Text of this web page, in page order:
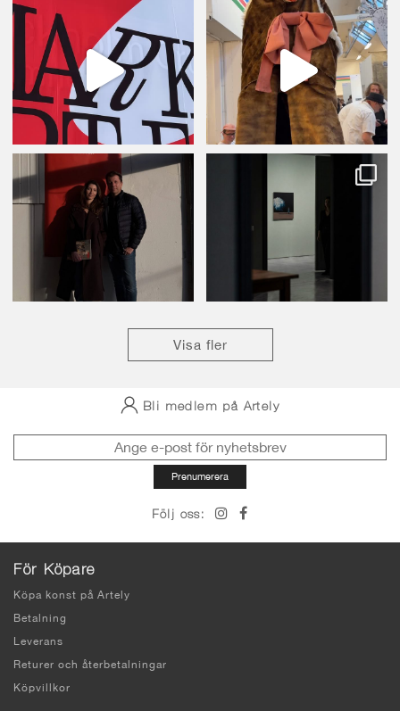
Visa fler
Bli medlem på Artely
Följ oss:
För Köpare
Köpa konst på Artely
Betalning
Leverans
Returer och återbetalningar
Köpvillkor